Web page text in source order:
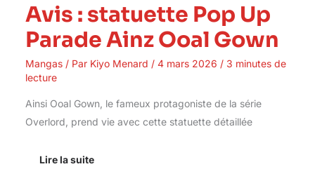
Avis : statuette Pop Up
Parade Ainz Ooal Gown
Mangas/ Par Kiyo Menard / 4 mars 2026 / 3 minutes de
lecture
Ainsi Ooal Gown, le fameux protagoniste de la série
Overlord, prend vie avec cette statuette détaillée
Lire la suite